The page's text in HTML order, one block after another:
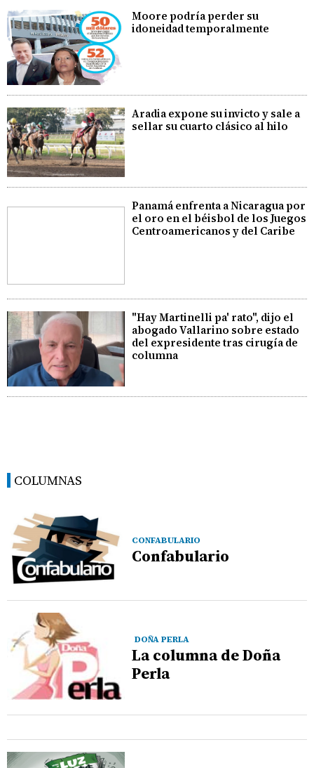
Moore podría perder su
idoneidad temporalmente
Aradia expone su invicto y sale a
sellar su cuarto clásico al hilo
Panamá enfrenta a Nicaragua por
el oro en el béisbol de los Juegos
Centroamericanos y del Caribe
"Hay Martinelli pa' rato", dijo el
abogado Vallarino sobre estado
del expresidente tras cirugía de
columna
COLUMNAS
CONFABULARIO
Confabulario
DOÑA PERLA
La columna de Doña
Perla